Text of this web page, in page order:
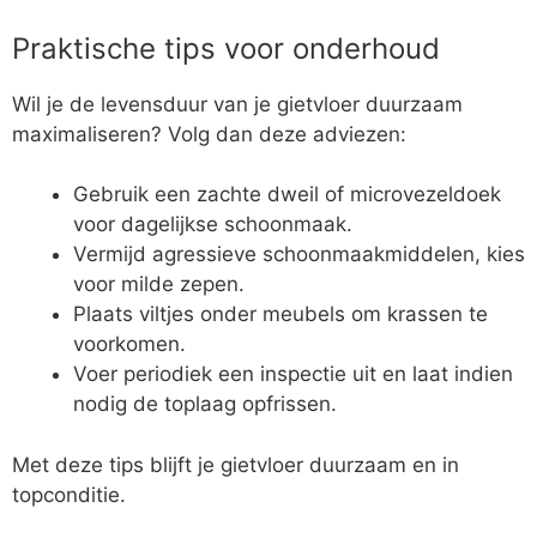
Praktische tips voor onderhoud
Wil je de levensduur van je gietvloer duurzaam
maximaliseren? Volg dan deze adviezen:
Gebruik een zachte dweil of microvezeldoek
voor dagelijkse schoonmaak.
Vermijd agressieve schoonmaakmiddelen, kies
voor milde zepen.
Plaats viltjes onder meubels om krassen te
voorkomen.
Voer periodiek een inspectie uit en laat indien
nodig de toplaag opfrissen.
Met deze tips blijft je gietvloer duurzaam en in
topconditie.